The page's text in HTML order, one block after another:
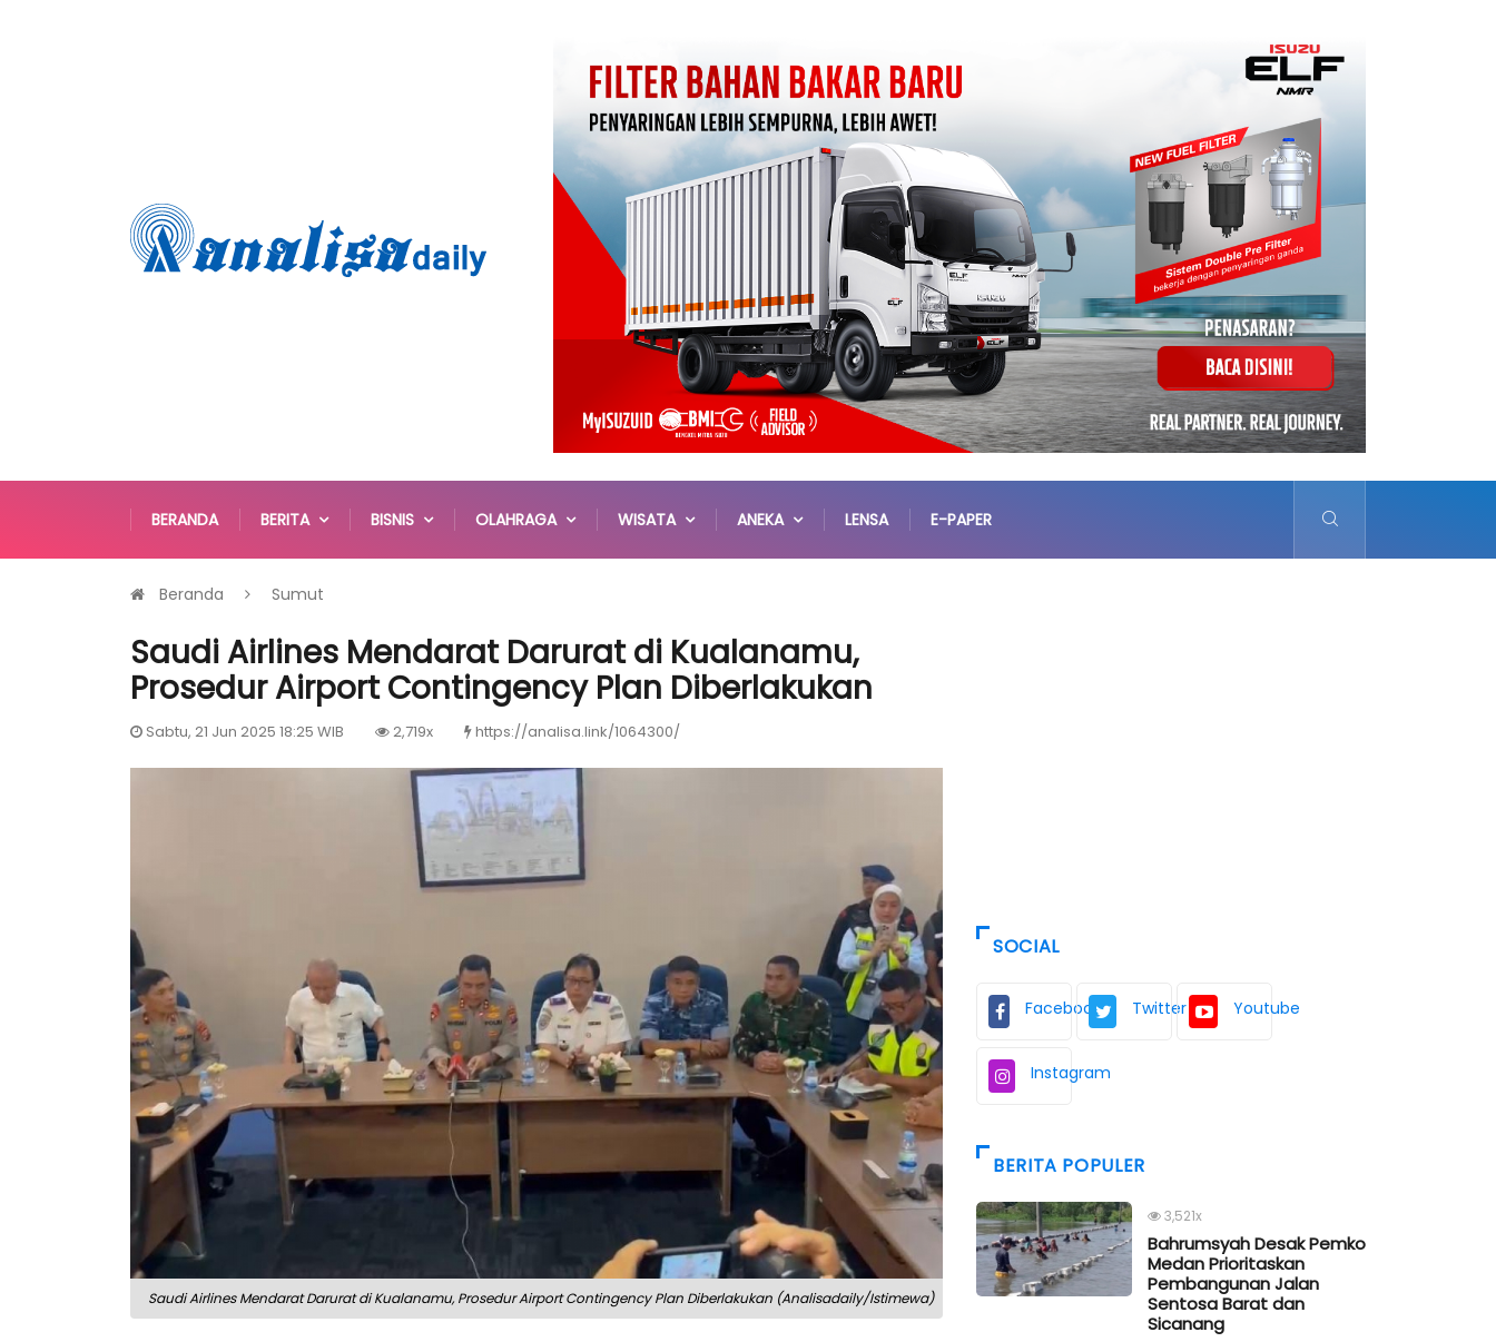
BERANDA BERITA BISNIS OLAHRAGA WISATA ANEKA LENSA E-PAPER
Beranda Sumut
Saudi Airlines Mendarat Darurat di Kualanamu,
Prosedur Airport Contingency Plan Diberlakukan
Sabtu, 21 Jun 2025 18:25 WIB 2,719x https://analisa.link/1064300/
Saudi Airlines Mendarat Darurat di Kualanamu, Prosedur Airport Contingency Plan Diberlakukan (Analisadaily/Istimewa)
SOCIAL
Facebook Twitter Youtube
Instagram
BERITA POPULER
3,521x
Bahrumsyah Desak Pemko
Medan Prioritaskan
Pembangunan Jalan
Sentosa Barat dan
Sicanang